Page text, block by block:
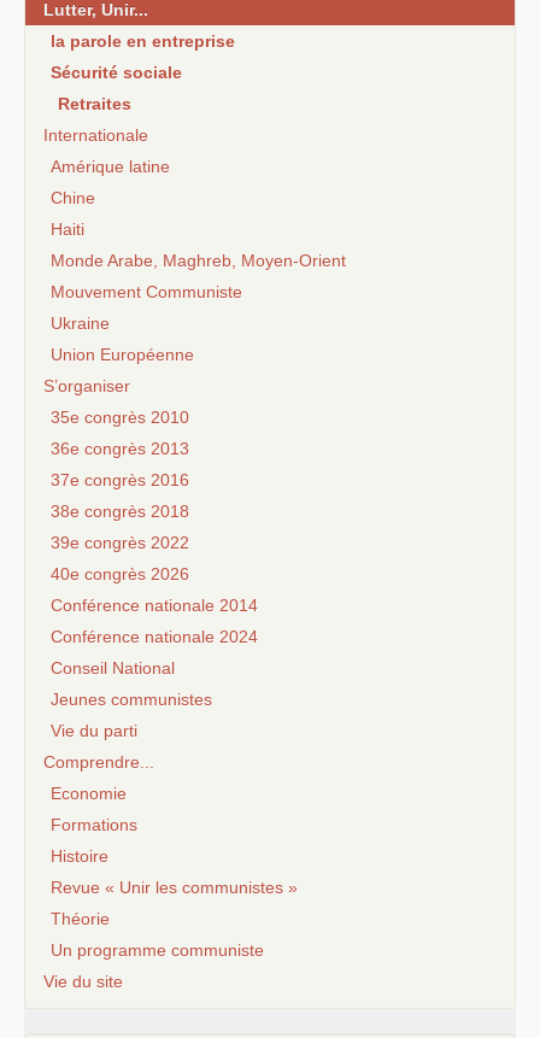
Lutter, Unir...
la parole en entreprise
Sécurité sociale
Retraites
Internationale
Amérique latine
Chine
Haiti
Monde Arabe, Maghreb, Moyen-Orient
Mouvement Communiste
Ukraine
Union Européenne
S’organiser
35e congrès 2010
36e congrès 2013
37e congrès 2016
38e congrès 2018
39e congrès 2022
40e congrès 2026
Conférence nationale 2014
Conférence nationale 2024
Conseil National
Jeunes communistes
Vie du parti
Comprendre...
Economie
Formations
Histoire
Revue « Unir les communistes »
Théorie
Un programme communiste
Vie du site